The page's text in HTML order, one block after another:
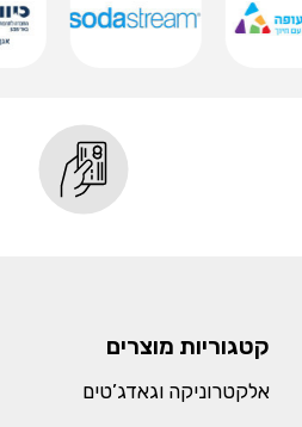
קטגוריות מוצרים
אלקטרוניקה וגאדג’טים